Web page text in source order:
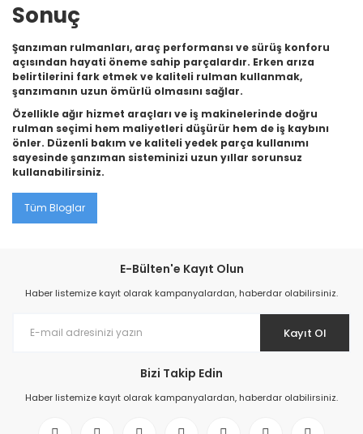
Sonuç
Şanzıman rulmanları, araç performansı ve sürüş konforu
açısından hayati öneme sahip parçalardır. Erken arıza
belirtilerini fark etmek ve kaliteli rulman kullanmak,
şanzımanın uzun ömürlü olmasını sağlar.
Özellikle ağır hizmet araçları ve iş makinelerinde doğru
rulman seçimi hem maliyetleri düşürür hem de iş kaybını
önler. Düzenli bakım ve kaliteli yedek parça kullanımı
sayesinde şanzıman sisteminizi uzun yıllar sorunsuz
kullanabilirsiniz.
Tüm Bloglar
E-Bülten'e Kayıt Olun
Haber listemize kayıt olarak kampanyalardan, haberdar olabilirsiniz.
Kayıt Ol
Bizi Takip Edin
Haber listemize kayıt olarak kampanyalardan, haberdar olabilirsiniz.